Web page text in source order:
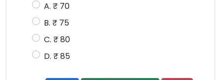
A. ₹ 70
B. ₹ 75
C. ₹ 80
D. ₹ 85